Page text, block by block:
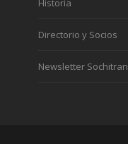
Directorio y Socios
Newsletter Sochitran